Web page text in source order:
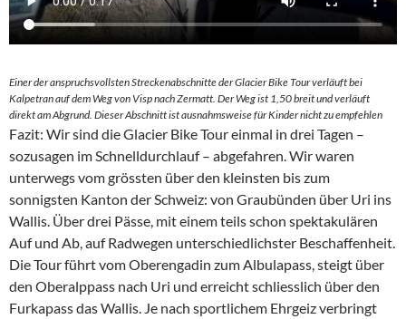
Einer der anspruchsvollsten Streckenabschnitte der Glacier Bike Tour verläuft bei
Kalpetran auf dem Weg von Visp nach Zermatt. Der Weg ist 1,50 breit und verläuft
direkt am Abgrund. Dieser Abschnitt ist ausnahmsweise für Kinder nicht zu empfehlen
Fazit: Wir sind die Glacier Bike Tour einmal in drei Tagen –
sozusagen im Schnelldurchlauf – abgefahren. Wir waren
unterwegs vom grössten über den kleinsten bis zum
sonnigsten Kanton der Schweiz: von Graubünden über Uri ins
Wallis. Über drei Pässe, mit einem teils schon spektakulären
Auf und Ab, auf Radwegen unterschiedlichster Beschaffenheit.
Die Tour führt vom Oberengadin zum Albulapass, steigt über
den Oberalppass nach Uri und erreicht schliesslich über den
Furkapass das Wallis. Je nach sportlichem Ehrgeiz verbringt